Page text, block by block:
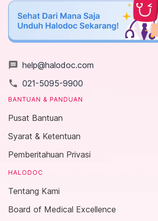
message help@halodoc.com
local_phone 021-5095-9900
BANTUAN & PANDUAN
Pusat Bantuan
Syarat & Ketentuan
Pemberitahuan Privasi
HALODOC
Tentang Kami
Board of Medical Excellence